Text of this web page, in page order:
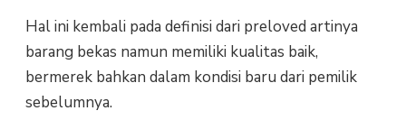
Hal ini kembali pada definisi dari preloved artinya
barang bekas namun memiliki kualitas baik,
bermerek bahkan dalam kondisi baru dari pemilik
sebelumnya.